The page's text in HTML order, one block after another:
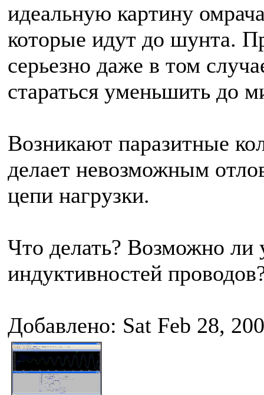
идеальную картину
которые идут до шунта.
серьезно даже в том
стараться уменьшить до
Возникают паразитные
делает невозможным
цепи нагрузки.
Что делать? Возможно ли
индуктивностей
Добавлено: Sat Feb 28,